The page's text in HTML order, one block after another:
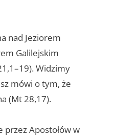
nad Jeziorem
Galilejskim
Widzimy
mówi o tym, że
(Mt 28,17).
przez Apostołów w